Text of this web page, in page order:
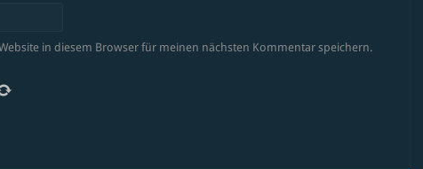
in diesem Browser für meinen nächsten Kommentar speichern.